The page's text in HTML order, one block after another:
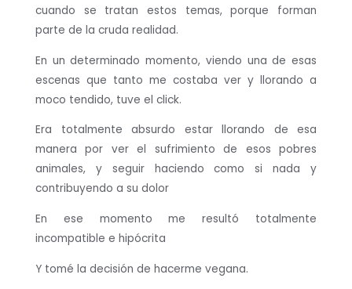
cuando se tratan estos temas, porque forman
parte de la cruda realidad.
En un determinado momento, viendo una de esas
escenas que tanto me costaba ver y llorando a
moco tendido, tuve el click.
Era totalmente absurdo estar llorando de esa
manera por ver el sufrimiento de esos pobres
animales, y seguir haciendo como si nada y
contribuyendo a su dolor
En ese momento me resultó totalmente
incompatible e hipócrita
Y tomé la decisión de hacerme vegana.